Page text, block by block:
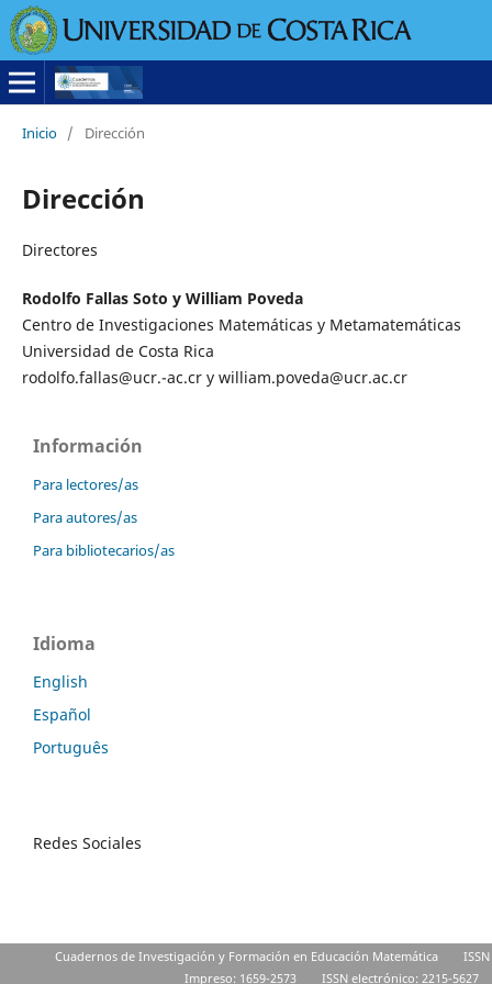
Inicio / Dirección
Dirección
Directores
Rodolfo Fallas Soto y William Poveda
Centro de Investigaciones Matemáticas y Metamatemáticas
Universidad de Costa Rica
rodolfo.fallas@ucr.-ac.cr y william.poveda@ucr.ac.cr
Información
Para lectores/as
Para autores/as
Para bibliotecarios/as
Idioma
English
Español
Português
Redes Sociales
Cuadernos de Investigación y Formación en Educación Matemática
ISSN
Impreso: 1659-2573
ISSN electrónico: 2215-5627